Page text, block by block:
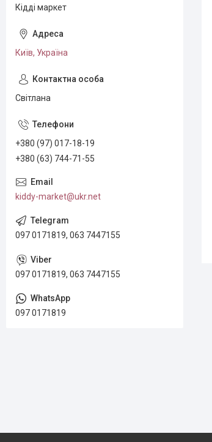
Кідді маркет
Київ, Україна
Світлана
+380 (97) 017-18-19
+380 (63) 744-71-55
kiddy-market@ukr.net
097 0171819, 063 7447155
097 0171819, 063 7447155
097 0171819